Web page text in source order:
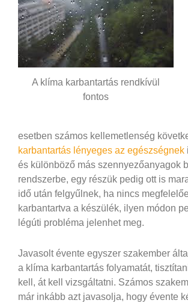
A klíma karbantartás rendkívül
fontos
esetben számos kellemetlenség
karbantartás lényeges az egészségnek
és különböző más szennyezőanyagok
rendszerbe, egy részük pedig ott is
idő után felgyűlnek, ha nincs
karbantartva a készülék, ilyen módon
légúti probléma jelenhet meg.
Javasolt évente egyszer szakember
a klíma karbantartás folyamatát,
kell, át kell vizsgáltatni. Számos
már inkább azt javasolja, hogy évente